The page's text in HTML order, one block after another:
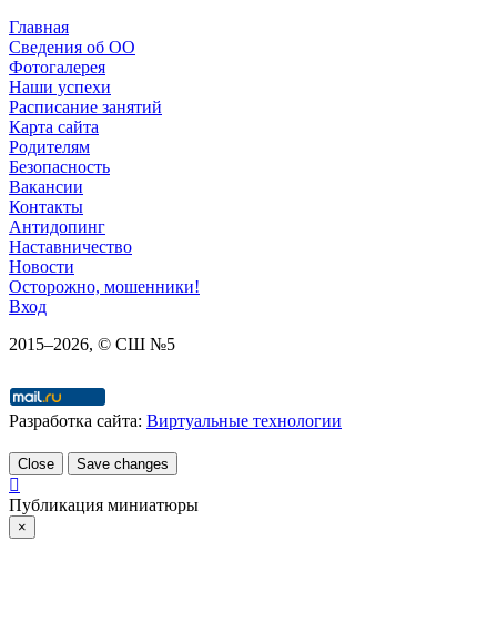
Главная
Сведения об ОО
Фотогалерея
Наши успехи
Расписание занятий
Карта сайта
Родителям
Безопасность
Вакансии
Контакты
Антидопинг
Наставничество
Новости
Осторожно, мошенники!
Вход
2015–2026, © СШ №5
Разработка сайта: Виртуальные технологии
Close Save changes
Публикация миниатюры
×